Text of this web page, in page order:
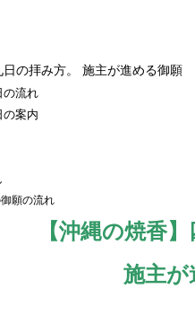
日の拝み方。 施主が進める御願
の流れ
の案内
願の流れ
【沖縄の焼香
施主が